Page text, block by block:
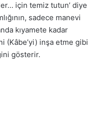
için temiz tutun’ diye
sadece manevi
kıyamete kadar
(Kâbe’yi) inşa etme gibi
gösterir.